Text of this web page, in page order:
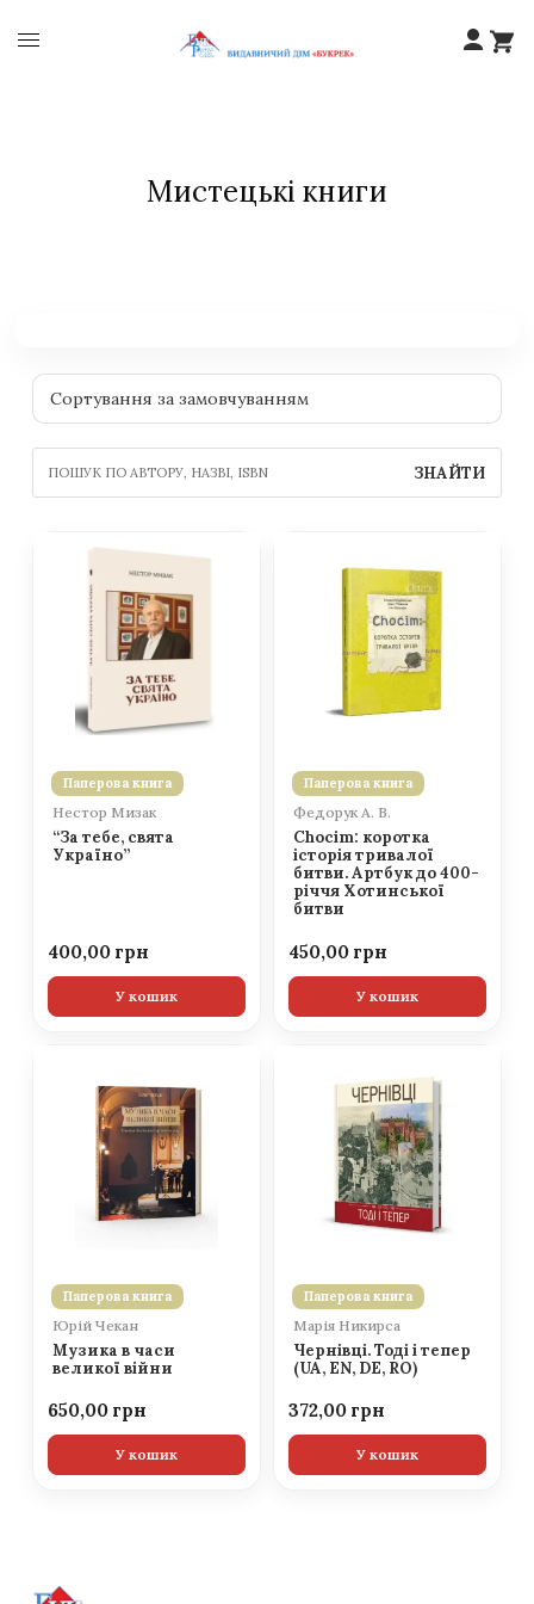
Мистецькі книги
ЗНАЙТИ
Паперова книга
Нестор Мизак
“За тебе, свята
Україно”
400,00
У кошик
Паперова книга
Федорук А. В.
Chocim: коротка
історія тривалої
битви. Артбук до 400-
річчя Хотинської
битви
450,00
У кошик
Паперова книга
Юрій Чекан
Музика в часи
великої війни
650,00
У кошик
Паперова книга
Марія Никирса
Чернівці. Тоді і тепер
(UA, EN, DE, RO)
372,00
У кошик